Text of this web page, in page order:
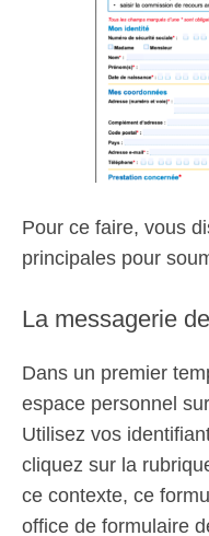
Pour ce faire, vous
principales pour
La messagerie
Dans un premier
espace personnel
Utilisez vos
cliquez sur la
ce contexte, ce
office de formulaire